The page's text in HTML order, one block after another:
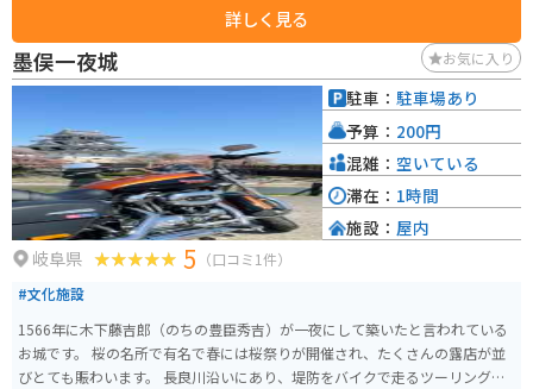
詳しく見る
墨俣一夜城 お気に入り
岐阜県 5 （口コミ1件）
#文化施設
1566年に木下藤吉郎（のちの豊臣秀吉）が一夜にして築いたと言われている
お城です。 桜の名所で有名で春には桜祭りが開催され、たくさんの露店が並
びとても賑わいます。 長良川沿いにあり、堤防をバイクで走るツーリングス
駐車： 駐車場あり
予算： 200円
混雑： 空いている
滞在： 1時間
施設： 屋内